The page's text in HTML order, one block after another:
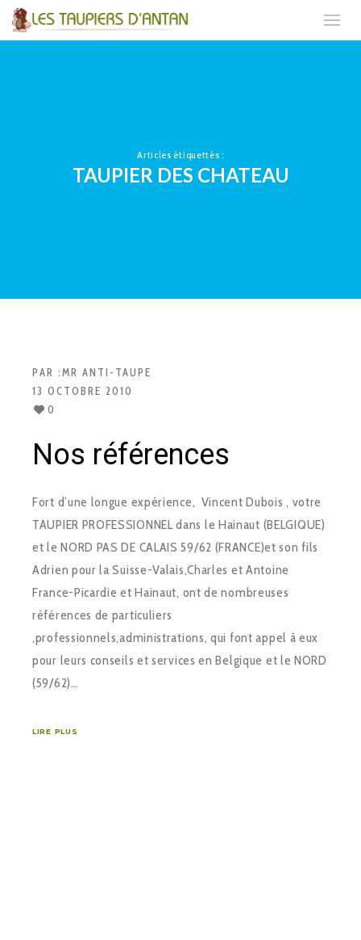
Articles étiquettés :
TAUPIER DES CHATEAU
PAR :MR ANTI-TAUPE
13 OCTOBRE 2010
0
Nos références
Fort d’une longue expérience, Vincent Dubois , votre
TAUPIER PROFESSIONNEL dans le Hainaut (BELGIQUE)
et le NORD PAS DE CALAIS 59/62 (FRANCE)et son fils
Adrien pour la Suisse-Valais,Charles et Antoine
France-Picardie et Hainaut, ont de nombreuses
références de particuliers
,professionnels,administrations, qui font appel à eux
pour leurs conseils et services en Belgique et le NORD
(59/62)…
LIRE PLUS